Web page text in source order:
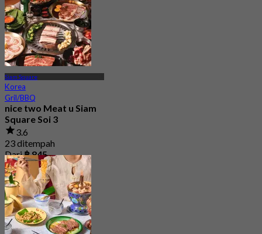
Siam Square
Korea
Gril/BBQ
nice two Meat u Siam
Square Soi 3
3.6
23 ditempah
Dari฿ 845